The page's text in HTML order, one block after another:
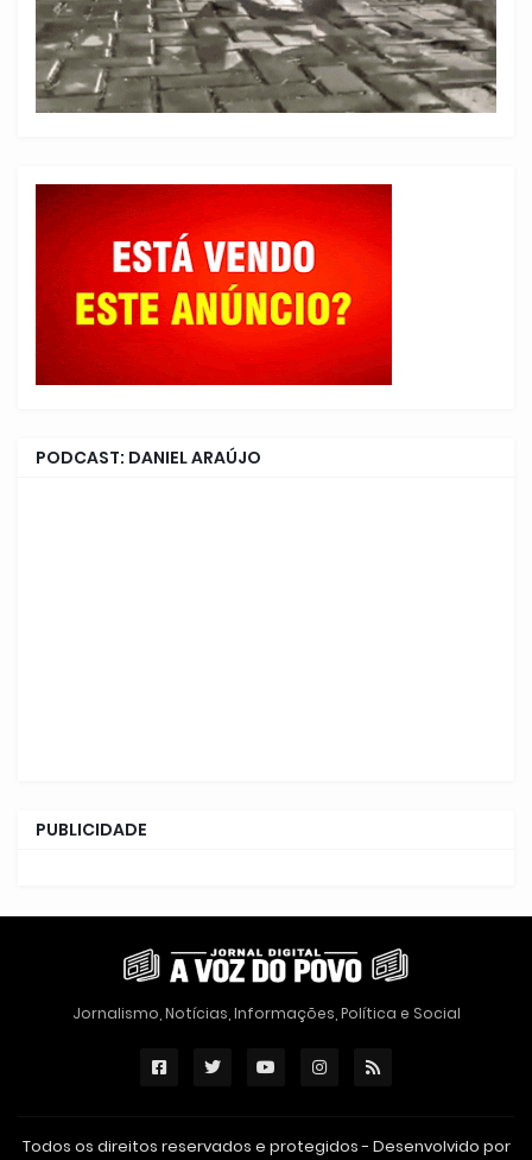
PODCAST: DANIEL ARAÚJO
PUBLICIDADE
Jornalismo, Notícias, Informações, Política e Social
Todos os direitos reservados e protegidos - Desenvolvido por